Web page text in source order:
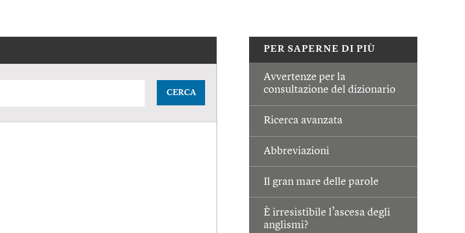
PER SAPERNE DI PIÙ
Avvertenze per la
consultazione del dizionario
Ricerca avanzata
Abbreviazioni
Il gran mare delle parole
È irresistibile l’ascesa degli
anglismi?
CERCA